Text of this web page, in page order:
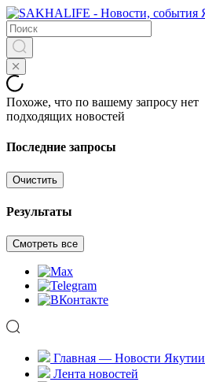
Похоже, что по вашему запросу нет
подходящих новостей
Последние запросы
Очистить
Результаты
Смотреть все
Главная — Новости
Лента новостей